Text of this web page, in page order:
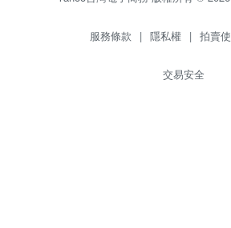
服務條款 | 隱私權 | 拍賣
交易安全